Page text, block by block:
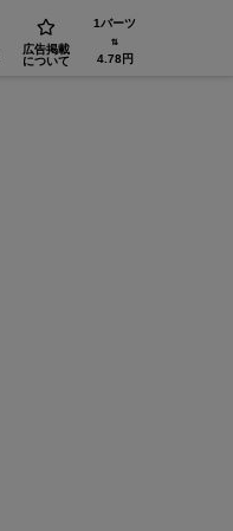
広告掲載
について
1バーツ
⇅
4.78円